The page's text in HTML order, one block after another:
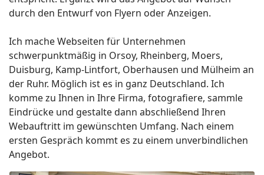
durch den Entwurf von Flyern oder Anzeigen.
Ich mache Webseiten für Unternehmen
schwerpunktmäßig in Orsoy, Rheinberg, Moers,
Duisburg, Kamp-Lintfort, Oberhausen und Mülheim an
der Ruhr. Möglich ist es in ganz Deutschland. Ich
komme zu Ihnen in Ihre Firma, fotografiere, sammle
Eindrücke und gestalte dann abschließend Ihren
Webauftritt im gewünschten Umfang. Nach einem
ersten Gespräch kommt es zu einem unverbindlichen
Angebot.